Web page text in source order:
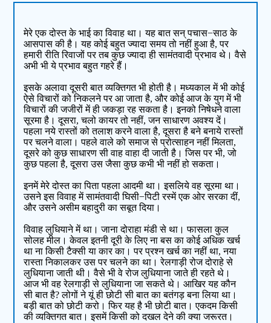
मेरे एक दोस्त के भाई का विवाह था। यह बात सन् पचास−साठ के
आसपास की है। यह कोई बहुत ज्यादा समय तो नहीं हुआ है, पर
हमारी रीति रिवाजों पर तब कुछ ज्यादा ही सामंतवादी प्रभाव थे। वैसे
अभी भी ये प्रभाव बहुत गहरे हैं।
इसके अलावा दूसरी बात व्यक्तिगत भी होती है। मध्यकाल में भी कोई
ऐसे विचारों को निकलने पर आ जाता है, और कोई आज के युग में भी
विचारों की जजीरों में ही जकड़ा रह सकता है। इनको निषेधने वाला
सूरमा है। दूसरा, चलो कायर तो नहीं, जन साधारण अवश्य दें।
पहला नये रास्तों को तलाश करने वाला है, दूसरा है बने बनाये रास्तों
पर चलने वाला। पहले वाले को समाज से प्रोत्साहन नहीं मिलता,
दूसरे को कुछ साधारण सी वाह वाहा दी जाती है। जिस पर भी, जो
कुछ पहला है, दूसरा उस जैसा कुछ कभी भी नहीं हो सकता।
इनमें मेरे दोस्त का पिता पहला आदमी था। इसलिये वह सूरमा था।
उसने इस विवाह में सामंतवादी घिसी−पिटी रस्में एक ओर सरका दीं,
और उसने असीम बहादुरी का सबूत दिया।
विवाह लुधियाने में था। जाना दोराहा मंडी से था। फासला कुल
सोलह मील। केवल इतनी दूरी के लिए ना बस का कोई अधिक खर्च
था ना किसी टैक्सी या कार का। पर प्रश्न खर्च का नहीं था, नया
रास्ता निकालकर उस पर चलने का था। रेलगाड़ी रोज दोराहे से
लुधियाना जाती थी। वैसे भी वे रोज लुधियाना जाते ही रहते थे।
आज भी वह रेलगाड़ी से लुधियाना जा सकते थे। आखिर यह कौन
सी बात है? लोगों ने यूं ही छोटी सी बात का बतंगड़ बना लिया था।
बड़ी बात को छोटी करो। फिर यह है भी छोटी बात। एकदम किसी
की व्यक्तिगत बात। इसमें किसी को दखल देने की क्या जरूरत।